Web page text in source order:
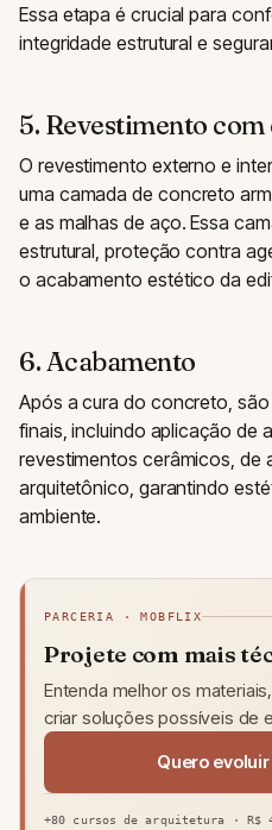
Essa etapa é crucial para
integridade estrutural e
5. Revestimento
O revestimento externo e
uma camada de concreto
e as malhas de aço. Essa
estrutural, proteção contra
o acabamento estético da
6. Acabamento
Após a cura do concreto,
finais, incluindo aplicação de
revestimentos cerâmicos, de
arquitetônico, garantindo
ambiente.
PARCERIA · MOBFLIX
Projete com mais
Entenda melhor os
criar soluções possíveis de
Quero
+80 cursos de arquitetura · R$